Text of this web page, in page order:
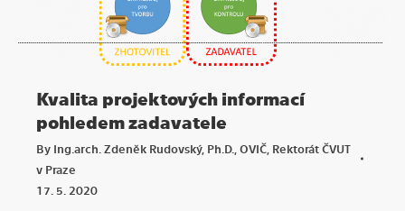
Kvalita projektových informací
pohledem zadavatele
By Ing.arch. Zdeněk Rudovský, Ph.D., OVIČ, Rektorát ČVUT
v Praze
17. 5. 2020